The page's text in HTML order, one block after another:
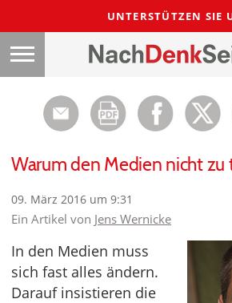
UNTERSTÜTZEN SIE
Warum den Medien nicht zu
09. März 2016 um 9:31
Ein Artikel von Jens Wernicke
In den Medien muss
sich fast alles ändern.
Darauf insistieren die